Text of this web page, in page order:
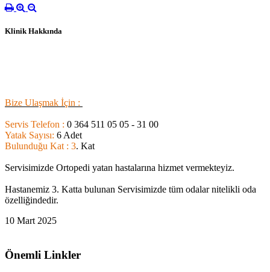
Klinik Hakkında
Bize Ulaşmak İçin :
Servis Telefon : 0 364 511 05 05 - 31 00
Yatak Sayısı: 6 Adet
Bulunduğu Kat : 3. Kat
Servisimizde Ortopedi yatan hastalarına hizmet vermekteyiz.
Hastanemiz 3. Katta bulunan Servisimizde tüm odalar nitelikli oda
özelliğindedir.
10 Mart 2025
Önemli Linkler